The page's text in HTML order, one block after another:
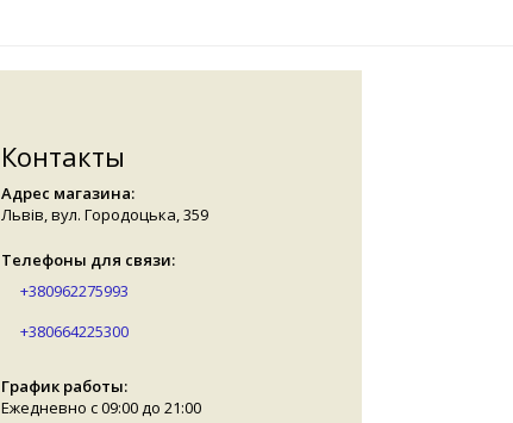
Контакты
Адрес магазина:
Львів, вул. Городоцька, 359
Телефоны для связи:
+380962275993
+380664225300
График работы:
Ежедневно с 09:00 до 21:00